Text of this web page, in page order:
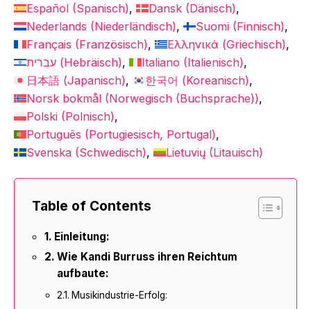
Español (Spanisch) Dansk (Dänisch)
Nederlands (Niederländisch) Suomi (Finnisch)
Français (Französisch) Ελληνικά (Griechisch)
עברית (Hebräisch) Italiano (Italienisch)
日本語 (Japanisch) 한국어 (Koreanisch)
Norsk bokmål (Norwegisch (Buchsprache))
Polski (Polnisch)
Português (Portugiesisch, Portugal)
Svenska (Schwedisch) Lietuvių (Litauisch)
Table of Contents
Einleitung:
Wie Kandi Burruss ihren Reichtum
aufbaute:
Musikindustrie-Erfolg: